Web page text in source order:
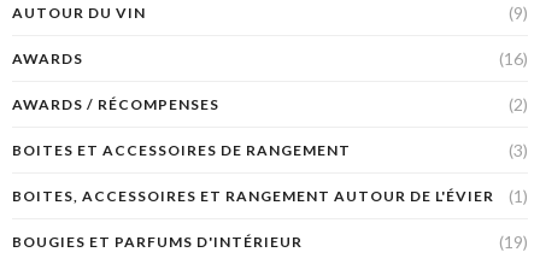
AUTOUR DU VIN (9)
AWARDS (16)
AWARDS / RÉCOMPENSES (2)
BOITES ET ACCESSOIRES DE RANGEMENT (3)
BOITES, ACCESSOIRES ET RANGEMENT AUTOUR DE L'ÉVIER (1)
BOUGIES ET PARFUMS D'INTÉRIEUR (19)